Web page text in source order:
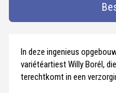
In deze ingenieus
variétéartiest Willy Borél,
terechtkomt in een